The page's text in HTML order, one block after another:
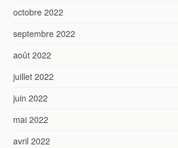
octobre 2022
septembre 2022
août 2022
juillet 2022
juin 2022
mai 2022
avril 2022